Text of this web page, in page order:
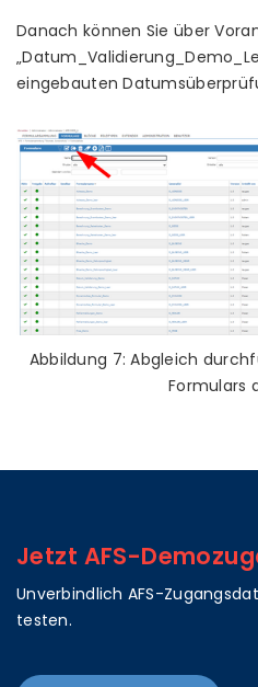
Danach können Sie über
eingebauten
Abbildung 7: Abgleich
Formulars
Jetzt AFS-
Unverbindlich AFS-
testen.